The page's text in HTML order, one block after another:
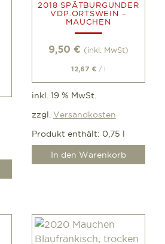
2018 SPÄTBURGUNDER
VDP.ORTSWEIN –
MAUCHEN
9,50 € (inkl. MwSt)
12,67 € /
inkl. 19 % MwSt.
zzgl. Versandkosten
Produkt enthält: 0,75 l
In den Warenkorb